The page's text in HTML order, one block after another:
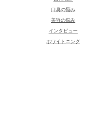
口臭の悩み
美容の悩み
インタビュー
ホワイトニング